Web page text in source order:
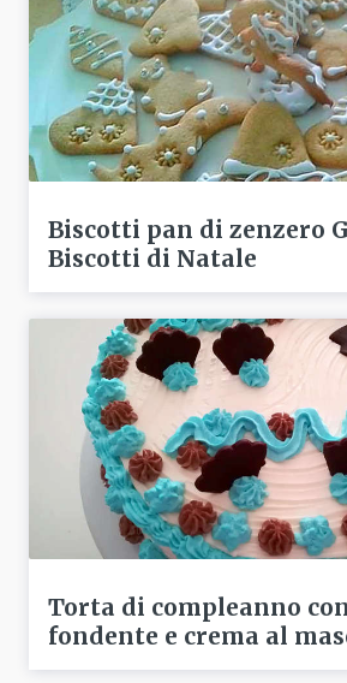
Biscotti pan di zenzero
Biscotti di Natale
Torta di compleanno
fondente e crema al